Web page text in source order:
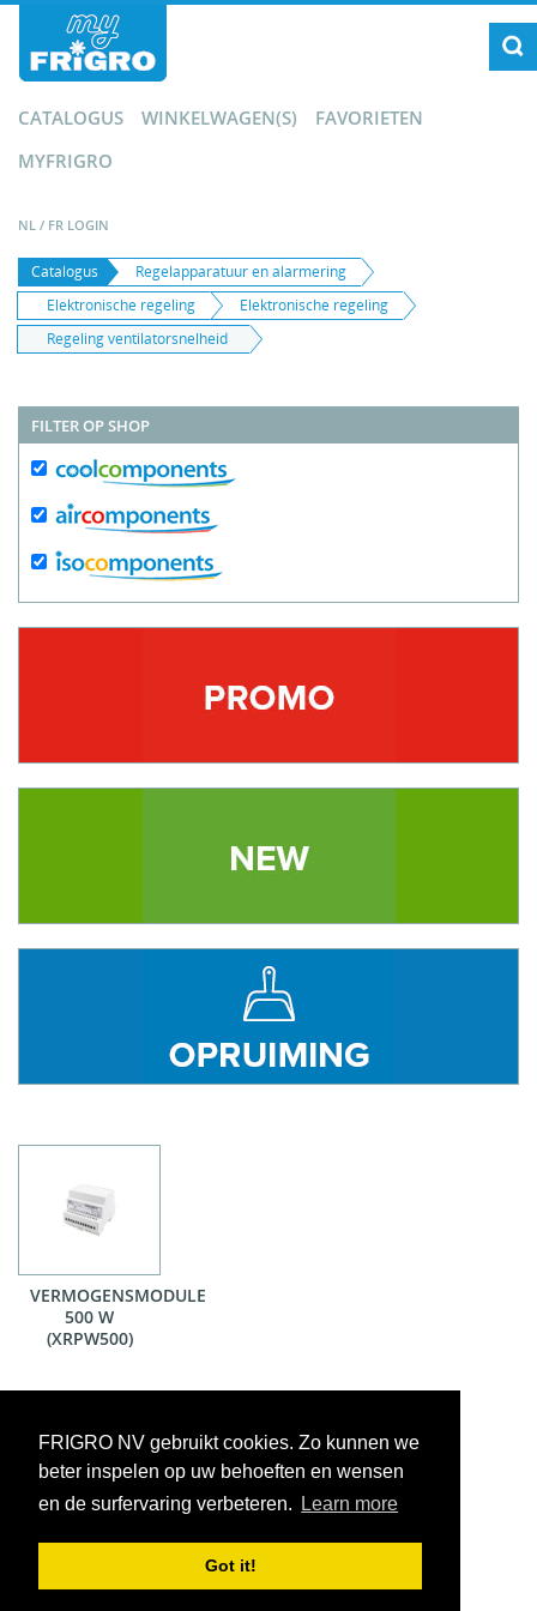
FRIGRO NV gebruikt cookies. Zo kunnen we
beter inspelen op uw behoeften en wensen
en de surfervaring verbeteren.
Learn more
Got it!
CATALOGUS WINKELWAGEN(S)
FAVORIETEN
MYFRIGRO
NL / FR LOGIN
Catalogus
Regelapparatuur en alarmering
Elektronische regeling
Elektronische regeling
Regeling ventilatorsnelheid
FILTER OP SHOP
VERMOGENSMODULE
500 W
(XRPW500)
Voorraadweergave onder voorbehoud van verkoop